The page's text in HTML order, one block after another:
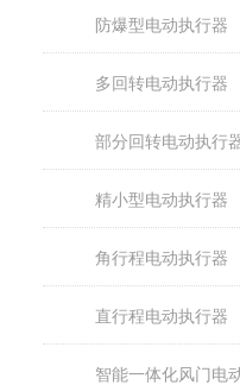
防爆型电动执行器
多回转电动执行器
部分回转电动执行
精小型电动执行器
角行程电动执行器
直行程电动执行器
智能一体化风门电